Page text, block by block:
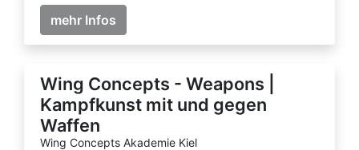
mehr Infos
Wing Concepts - Weapons |
Kampfkunst mit und gegen
Waffen
Wing Concepts Akademie Kiel